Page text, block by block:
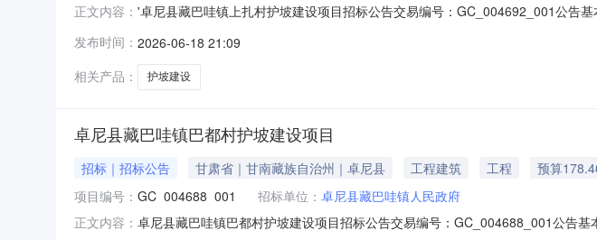
正文内容： '卓尼县藏巴哇镇上扎村护坡建设项目招标公告交易编号：GC_004692_001公告
项目招标公告根据《招标投标法》、《甘肃省招标投标条例》、《必须招标的工
关于加快
发布时间： 2026-06-18 21:09
相关产品：
护坡建设
卓尼县藏巴哇镇巴都村护坡建设项目
招标｜招标公告 甘肃省｜甘南藏族自治州｜卓尼县 工程建筑 工程
预算
项目编号： GC_004688_001 招标单位： 卓尼县藏巴哇镇人民政府
正文内容： 卓尼县藏巴哇镇巴都村护坡建设项目招标公告交易编号：GC_004688_001公告